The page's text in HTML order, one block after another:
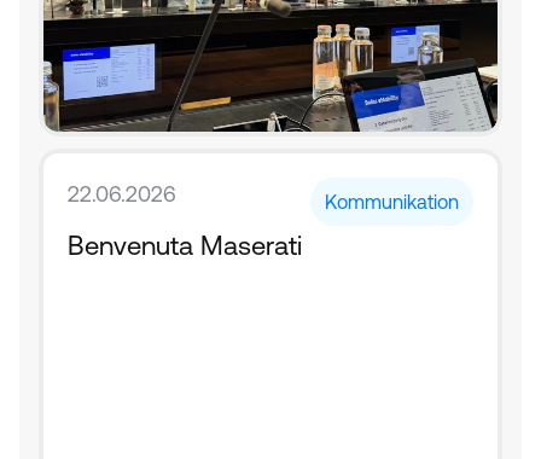
22.06.2026 Kommunikation
Benvenuta Maserati